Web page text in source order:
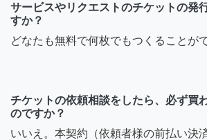
サービスやリクエストのチケットの発
すか？
どなたも無料で何枚でもつくることが
チケットの依頼相談をしたら、必ず買
のですか？
いいえ。本契約（依頼者様の前払い決